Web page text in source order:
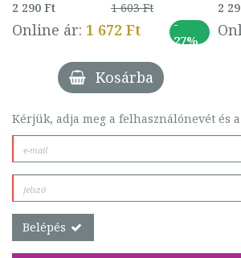
2 290 Ft 1 603 Ft
Online ár: 1 672 Ft
-
27%
Kosárba
2
Kérjük, adja meg a felhasználónevét és
Belépés